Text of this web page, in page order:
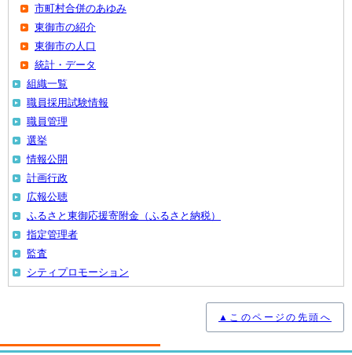
市町村合併のあゆみ
東御市の紹介
東御市の人口
統計・データ
組織一覧
職員採用試験情報
職員管理
選挙
情報公開
計画行政
広報公聴
ふるさと東御応援寄附金（ふるさと納税）
指定管理者
監査
シティプロモーション
▲このページの先頭へ